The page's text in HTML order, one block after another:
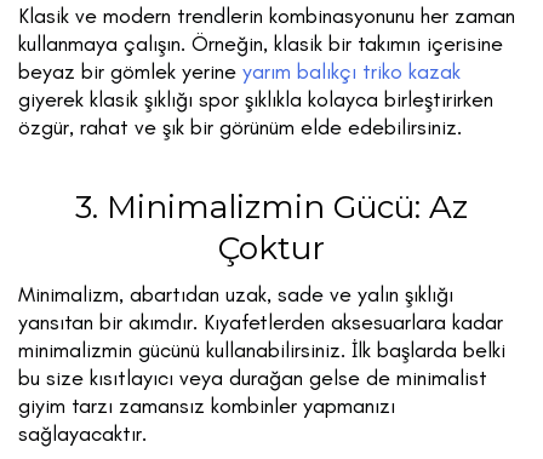
Klasik ve modern trendlerin kombinasyonunu her zaman
kullanmaya çalışın. Örneğin, klasik bir takımın içerisine
beyaz bir gömlek yerine yarım balıkçı triko kazak
giyerek klasik şıklığı spor şıklıkla kolayca birleştirirken
özgür, rahat ve şık bir görünüm elde edebilirsiniz.
3. Minimalizmin Gücü: Az
Çoktur
Minimalizm, abartıdan uzak, sade ve yalın şıklığı
yansıtan bir akımdır. Kıyafetlerden aksesuarlara kadar
minimalizmin gücünü kullanabilirsiniz. İlk başlarda belki
bu size kısıtlayıcı veya durağan gelse de minimalist
giyim tarzı zamansız kombinler yapmanızı
sağlayacaktır.